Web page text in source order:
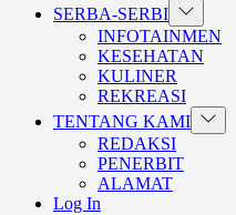
SERBA-SERBI Show
sub
menu
INFOTAINMEN
KESEHATAN
KULINER
REKREASI
TENTANG KAMI Show
sub
REDAKSI
PENERBIT
ALAMAT
Log In